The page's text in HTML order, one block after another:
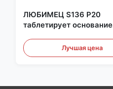
ЛЮБИМЕЦ S136 P20
таблетирует основание
основания прессформы
Лучшая цена